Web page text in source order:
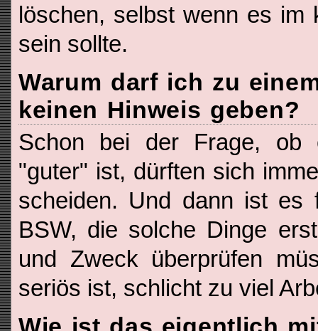
löschen, selbst wenn es im
sein sollte.
Warum darf ich zu
keinen Hinweis geben?
Schon bei der Frage, ob
"guter" ist, dürften sich
scheiden. Und dann ist es
BSW, die solche Dinge
und Zweck überprüfen
seriös ist, schlicht zu viel